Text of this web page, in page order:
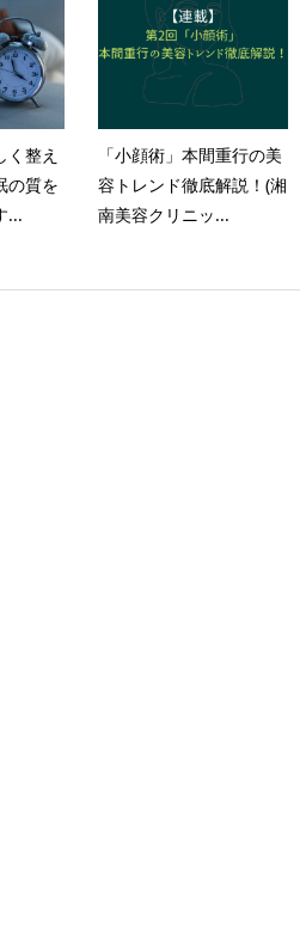
く整え
の質を
...
「小顔術」本間重行の美
容トレンド徹底解説！(湘
南美容クリニッ...